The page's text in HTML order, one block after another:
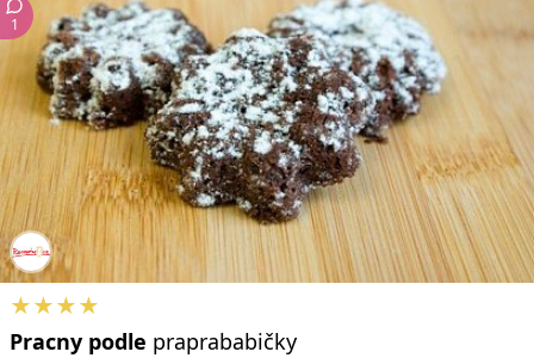
1
★★★★
Pracny podle praprababičky